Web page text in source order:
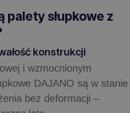
palety słupkowe z
konstrukcji
i wzmocnionym
DAJANO są w stanie
bez deformacji –